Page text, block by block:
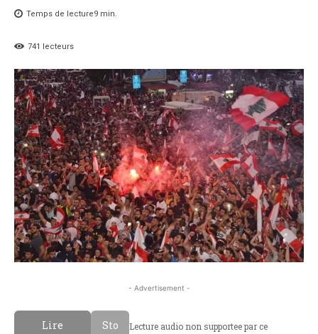
Temps de lecture9 min.
741 lecteurs
- Advertisement -
Lire
Sto
Lecture audio non supportee par ce